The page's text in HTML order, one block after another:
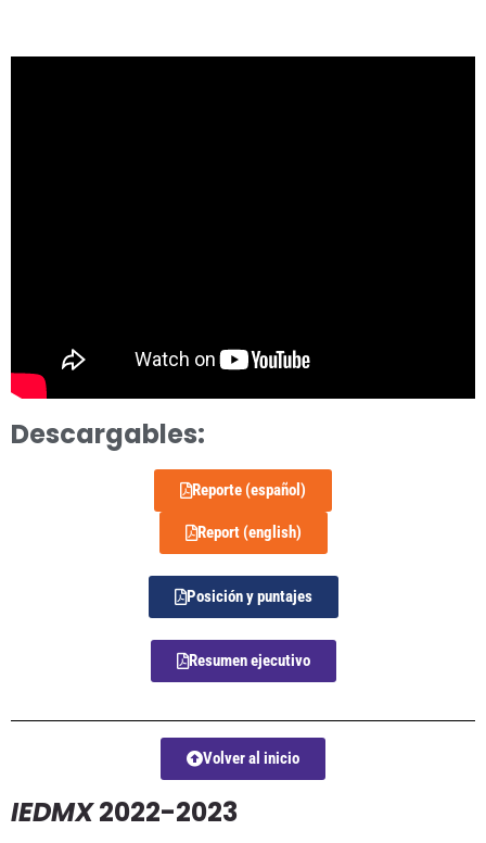
Descargables:
Reporte (español)
Report (english)
Posición y puntajes
Resumen ejecutivo
Volver al inicio
IEDMX2022-2023